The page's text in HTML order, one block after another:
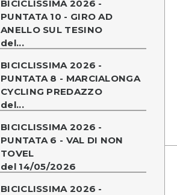
BICICLISSIMA 2026 -
PUNTATA 10 - GIRO AD
ANELLO SUL TESINO
del...
BICICLISSIMA 2026 -
PUNTATA 8 - MARCIALONGA
CYCLING PREDAZZO
del...
BICICLISSIMA 2026 -
PUNTATA 6 - VAL DI NON
TOVEL
del 14/05/2026
BICICLISSIMA 2026 -